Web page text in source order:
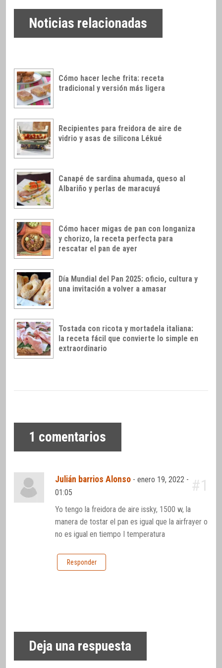
Noticias relacionadas
Cómo hacer leche frita: receta
tradicional y versión más ligera
Recipientes para freidora de aire de
vidrio y asas de silicona Lékué
Canapé de sardina ahumada, queso al
Albariño y perlas de maracuyá
Cómo hacer migas de pan con longaniza
y chorizo, la receta perfecta para
rescatar el pan de ayer
Día Mundial del Pan 2025: oficio, cultura y
una invitación a volver a amasar
Tostada con ricota y mortadela italiana:
la receta fácil que convierte lo simple en
extraordinario
1 comentarios
Julián barrios Alonso -enero 19, 2022 -
01:05
#1
Yo tengo la freidora de aire issky, 1500 w, la
manera de tostar el pan es igual que la airfrayer o
no es igual en tiempo I temperatura
Responder
Deja una respuesta